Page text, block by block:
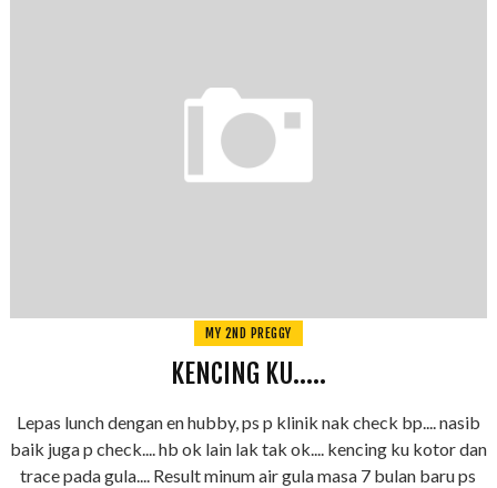
MY 2ND PREGGY
KENCING KU.....
Lepas lunch dengan en hubby, ps p klinik nak check bp.... nasib
baik juga p check.... hb ok lain lak tak ok.... kencing ku kotor dan
trace pada gula.... Result minum air gula masa 7 bulan baru ps